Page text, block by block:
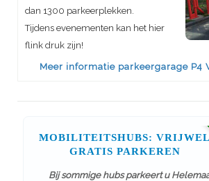
dan 1300 parkeerplekken.
Tijdens evenementen kan het hier
flink druk zijn!
Meer informatie parkeergarage P4
MOBILITEITSHUBS: VRIJWEL
GRATIS PARKEREN
Bij sommige hubs parkeert u